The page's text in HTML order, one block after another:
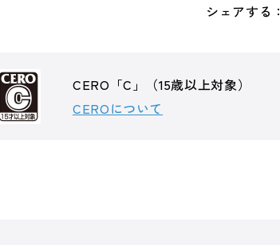
シェアする：
CERO「C」（15歳以上対象）
CEROについて